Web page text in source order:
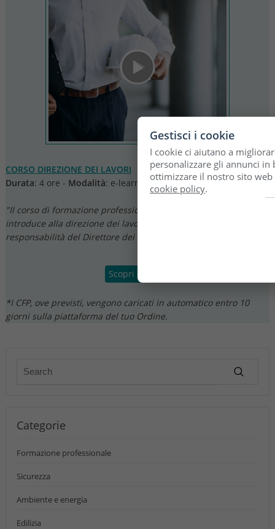
CORSO DIREZIONE DEI LAVORI
Durata: 4 ore - Modalità: e-learning
"Il corso di formazione professionale in modalità e-learning che
introduce alla direzione dei lavori con focus sul ruolo e le
responsabilità del Direttore dei Lavori"
Scopri il corso
*I CFP, ove previsti, vengono caricati in automatico entro 10
giorni sulla piattaforma del tuo Ordine.
Categorie
Formazione professionale
Sicurezza
Ambiente e energia
Edilizia
Gestisci i cookie
I cookie ci aiutano a
personalizzare gli annunci in
ottimizzare il nostro sito
cookie policy.